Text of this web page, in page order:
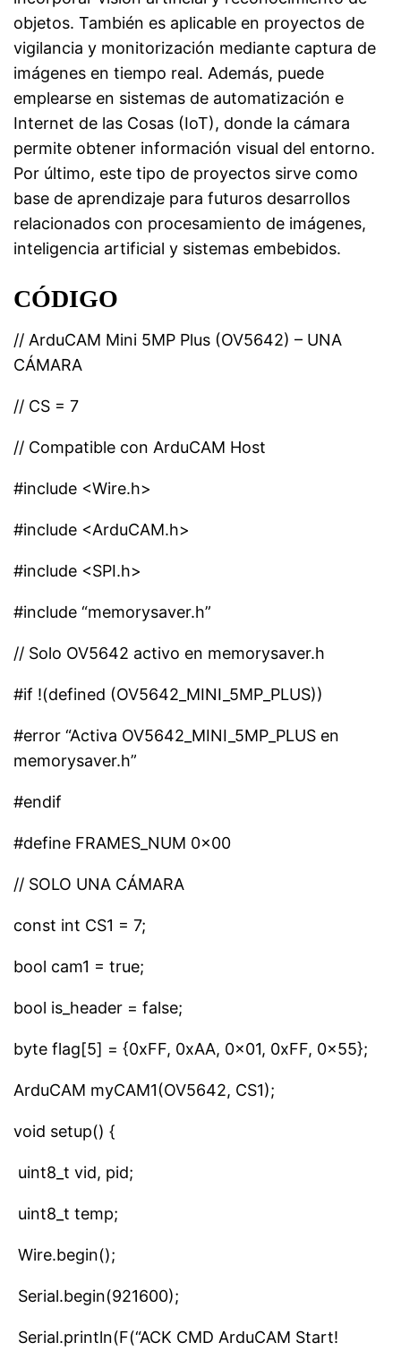
objetos. También es aplicable en proyectos de
vigilancia y monitorización mediante captura de
imágenes en tiempo real. Además, puede
emplearse en sistemas de automatización e
Internet de las Cosas (IoT), donde la cámara
permite obtener información visual del entorno.
Por último, este tipo de proyectos sirve como
base de aprendizaje para futuros desarrollos
relacionados con procesamiento de imágenes,
inteligencia artificial y sistemas embebidos.
CÓDIGO
// ArduCAM Mini 5MP Plus (OV5642) – UNA
CÁMARA
// CS = 7
// Compatible con ArduCAM Host
#include <Wire.h>
#include <ArduCAM.h>
#include <SPI.h>
#include “memorysaver.h”
// Solo OV5642 activo en memorysaver.h
#if !(defined (OV5642_MINI_5MP_PLUS))
#error “Activa OV5642_MINI_5MP_PLUS en
memorysaver.h”
#endif
#define FRAMES_NUM 0x00
// SOLO UNA CÁMARA
const int CS1 = 7;
bool cam1 = true;
bool is_header = false;
byte flag[5] = {0xFF, 0xAA, 0x01, 0xFF, 0x55};
ArduCAM myCAM1(OV5642, CS1);
void setup() {
uint8_t vid, pid;
uint8_t temp;
Wire.begin();
Serial.begin(921600);
Serial.println(F(“ACK CMD ArduCAM Start!